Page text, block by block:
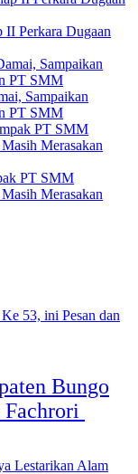
II Perkara Dugaan
Sampaikan
PT SMM
PT SMM
Merasakan
Bungo
Fachrori